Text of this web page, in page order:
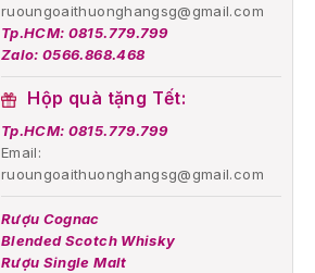
ruoungoaithuonghangsg@gmail.com
Tp.HCM: 0815.779.799
Zalo: 0566.868.468
Hộp quà tặng Tết:
Tp.HCM: 0815.779.799
Email:
ruoungoaithuonghangsg@gmail.com
Rượu Cognac
Blended Scotch Whisky
Rượu Single Malt